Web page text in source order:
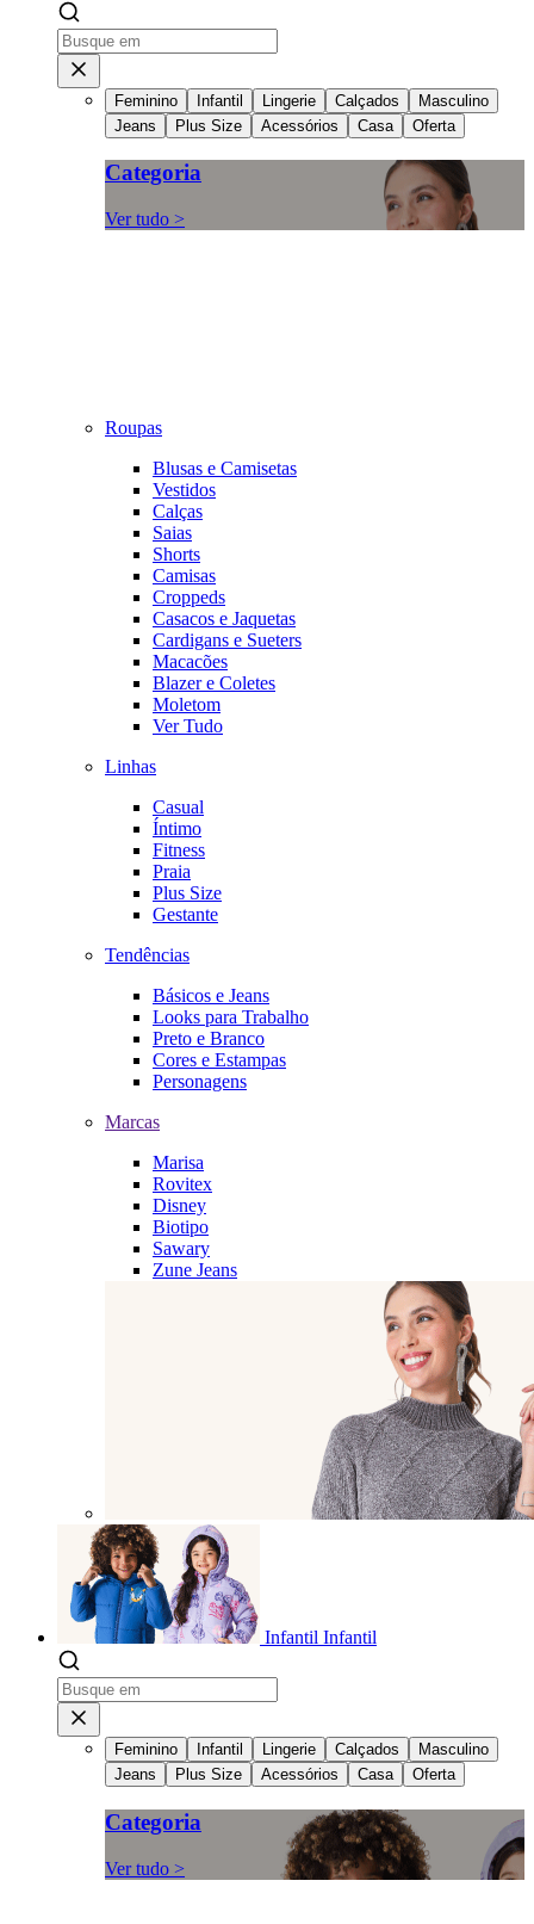
Feminino Infantil Lingerie Calçados
Masculino
Jeans
Plus Size Acessórios Casa Oferta
Categoria
Ver tudo >
Roupas
Blusas e Camisetas
Vestidos
Calças
Saias
Shorts
Camisas
Croppeds
Casacos e Jaquetas
Cardigans e Sueters
Macacões
Blazer e Coletes
Moletom
Ver Tudo
Linhas
Casual
Íntimo
Fitness
Praia
Plus Size
Gestante
Tendências
Básicos e Jeans
Looks para Trabalho
Preto e Branco
Cores e Estampas
Personagens
Marcas
Marisa
Rovitex
Disney
Biotipo
Sawary
Zune Jeans
Infantil Infantil
Feminino Infantil Lingerie Calçados
Masculino
Jeans
Plus Size Acessórios Casa Oferta
Categoria
Ver tudo >